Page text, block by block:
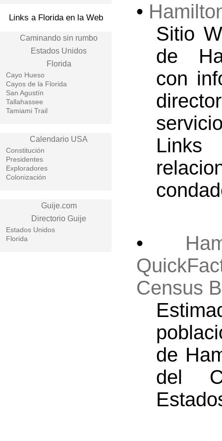
Links a Florida en la Web
Caminando sin rumbo
Estados Unidos
Florida
Cayo Hueso
Cayos de la Florida
San Agustín
Tallahassee
Tamiami Trail
Calendario USA
Constitución
Presidentes
Exploradores
Colonización
Guije.com
Directorio Guije
Estados Unidos
Florida
•
Sitio
de
con
•
Census
de
del